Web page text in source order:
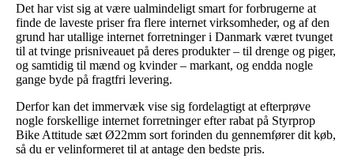
Det har vist sig at være ualmindeligt smart for forbrugerne at
finde de laveste priser fra flere internet virksomheder, og af den
grund har utallige internet forretninger i Danmark været tvunget
til at tvinge prisniveauet på deres produkter – til drenge og piger,
og samtidig til mænd og kvinder – markant, og endda nogle
gange byde på fragtfri levering.
Derfor kan det immervæk vise sig fordelagtigt at efterprøve
nogle forskellige internet forretninger efter rabat på Styrprop
Bike Attitude sæt Ø22mm sort forinden du gennemfører dit køb,
så du er velinformeret til at antage den bedste pris.